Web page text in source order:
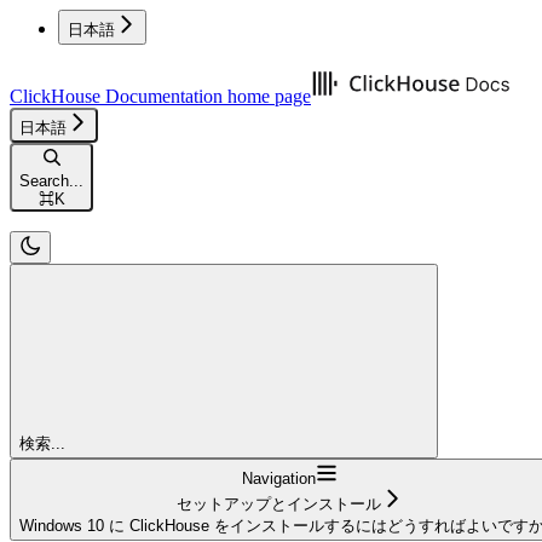
日本語
ClickHouse Documentation home page
日本語
Search...
⌘K
検索...
Navigation
セットアップとインストール
Windows 10 に ClickHouse をインストールするにはどうすればよいです